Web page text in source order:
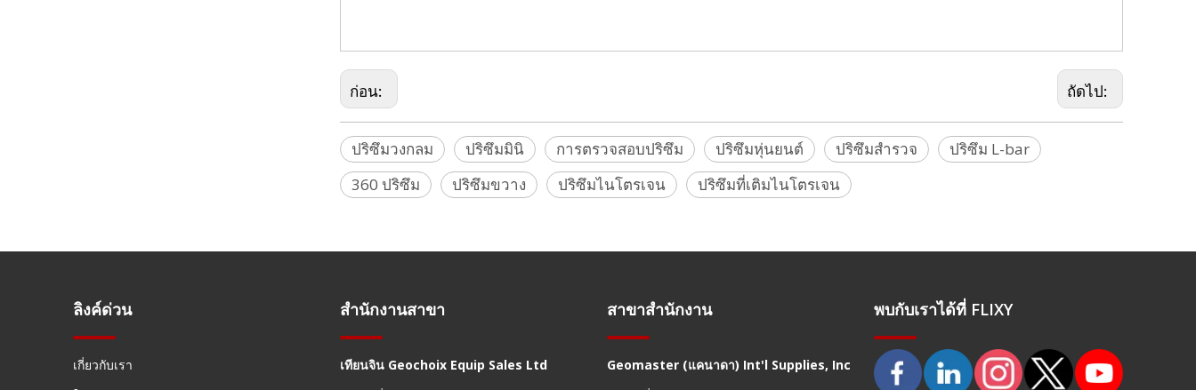
ก่อน: ถัดไป:
ปริซึมวงกลม ปริซึมมินิ การตรวจสอบปริซึม ปริซึมหุ่นยนต์ ปริซึมสำรวจ
ปริซึม L-bar
360 ปริซึม
ปริซึมขวาง ปริซึมไนโตรเจน ปริซึมที่เติมไนโตรเจน
ลิงค์ด่วน
เกี่ยวกับเรา
สำนักงานสาขา
เทียนจิน Geochoix Equip Sales Ltd
สาขาสำนักงาน
Geomaster (แคนาดา) Int'l Supplies, Inc
พบกับเราได้ที่ FLIXY